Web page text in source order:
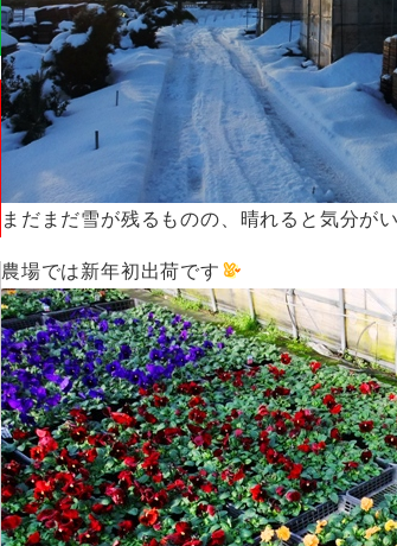
まだまだ雪が残るものの、晴れると気分が
農場では新年初出荷です